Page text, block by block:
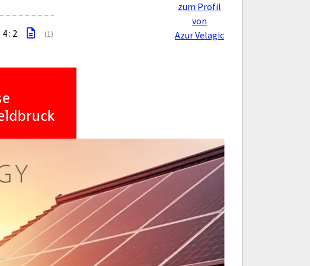
zum Profil
von
Azur Velagic
4 : 2 (1)